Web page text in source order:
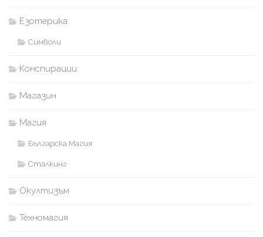
Езотерика
Символи
Конспирации
Магазин
Магия
Българска Магия
Сталкинг
Окултизъм
Техномагия